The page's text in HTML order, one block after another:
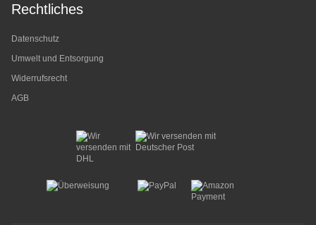
Rechtliches
Datenschutz
Umwelt und Entsorgung
Widerrufsrecht
AGB